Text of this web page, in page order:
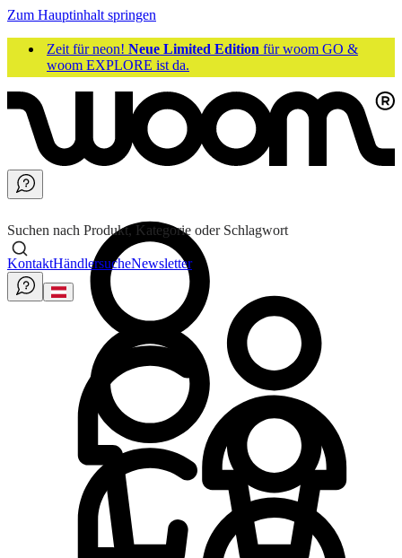
Zum Hauptinhalt springen
Zeit für neon! Neue Limited Edition für woom GO &
woom EXPLORE ist da.
Suchen nach Produkt, Kategorie oder Schlagwort
KontaktHändlersucheNewsletter